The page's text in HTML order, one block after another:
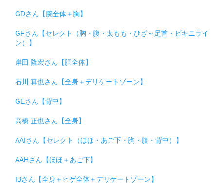
GDさん【腕全体＋胸】
GFさん【セレクト（胸・腹・太もも・ひざ～足首・ビキニライ
ン）】
岸田 隆宏さん【胴全体】
石川 真也さん【全身＋デリケートゾーン】
GEさん【背中】
高橋 正也さん【全身】
AAIさん【セレクト（ほほ・あご下・胸・腹・背中）】
AAHさん【ほほ＋あご下】
IBさん【全身＋ヒゲ全体＋デリケートゾーン】